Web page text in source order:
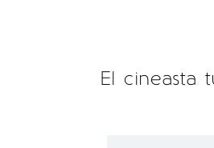
El cineasta